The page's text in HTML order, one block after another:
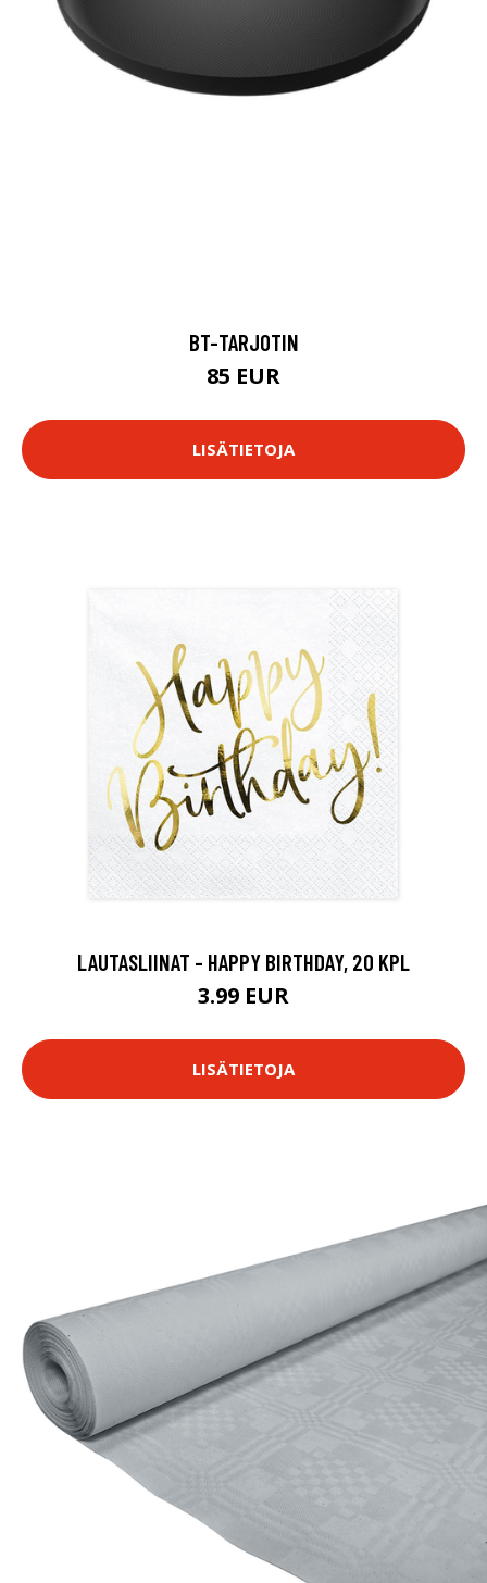
BT-TARJOTIN
85 EUR
LISÄTIETOJA
LAUTASLIINAT - HAPPY BIRTHDAY, 20 KPL
3.99 EUR
LISÄTIETOJA